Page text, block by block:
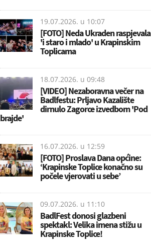
19.07.2026. u 10:07
[FOTO] Neda Ukraden raspjevala
'i staro i mlado' u Krapinskim
Toplicama
18.07.2026. u 09:48
[VIDEO] Nezaboravna večer na
Badlfestu: Prljavo Kazalište
dirnulo Zagorce izvedbom 'Pod
brajde'
16.07.2026. u 12:59
[FOTO] Proslava Dana općine:
‘Krapinske Toplice konačno su
počele vjerovati u sebe’
09.07.2026. u 11:10
BadlFest donosi glazbeni
spektakl: Velika imena stižu u
Krapinske Toplice!